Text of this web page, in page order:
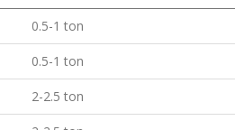
0.5-1 ton
0.5-1 ton
2-2.5 ton